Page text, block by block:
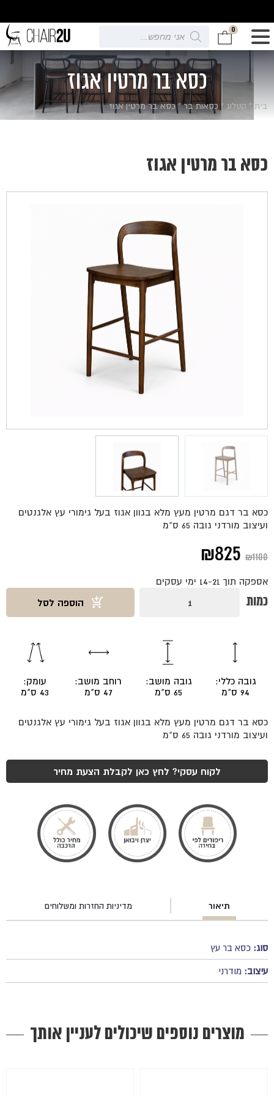
0
Products
search
כסא בר מרטין אגוז
בית » קטלוג » כסאות בר»כסא בר מרטין אגוז
כסא בר דגם מרטין מעץ מלא בגוון אגוז בעל גימורי עץ אלגנטים
ועיצוב מורדני גובה 65 ס"מ
₪1100
המחיר
המקורי
₪825
הנוכחי
הוא:
אספקה תוך 14-21 ימי עסקים
כמות
אגוז
הוספה לסל
גובה כללי:
94 ס"מ
גובה מושב:
65 ס"מ
רוחב מושב:
47 ס"מ
עומק:
43 ס"מ
כסא בר דגם מרטין מעץ מלא בגוון אגוז בעל גימורי עץ אלגנטים
ועיצוב מורדני גובה 65 ס"מ
לקוח עסקי? לחץ כאן לקבלת הצעת מחיר
תיאור מדיניות החזרות ומשלוחים
סוג: כסא בר עץ
עיצוב: מודרני
כסא בר מרטין אגוז
מוצרים נוספים שיכולים לעניין אותך